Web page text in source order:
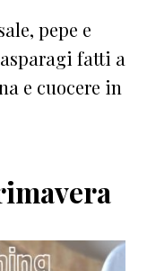
pepe e
fatti a
e cuocere in